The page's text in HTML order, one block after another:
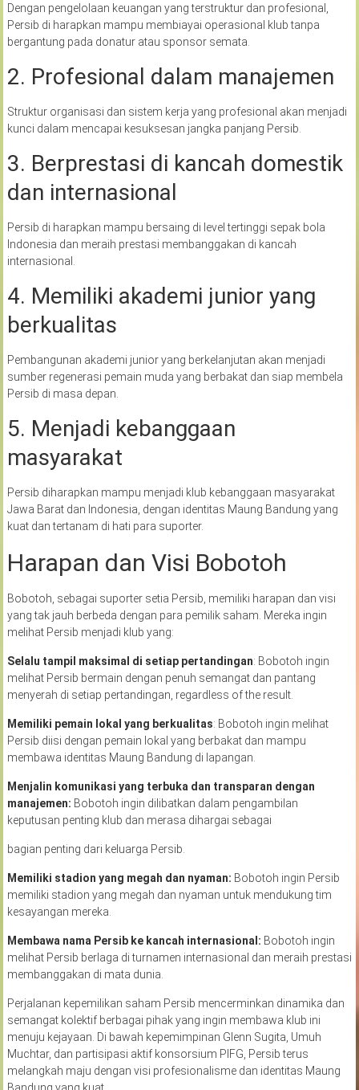
Dengan pengelolaan keuangan yang terstruktur dan profesional,
Persib di harapkan mampu membiayai operasional klub tanpa
bergantung pada donatur atau sponsor semata.
2. Profesional dalam manajemen
Struktur organisasi dan sistem kerja yang profesional akan menjadi
kunci dalam mencapai kesuksesan jangka panjang Persib.
3. Berprestasi di kancah domestik
dan internasional
Persib di harapkan mampu bersaing di level tertinggi sepak bola
Indonesia dan meraih prestasi membanggakan di kancah
internasional.
4. Memiliki akademi junior yang
berkualitas
Pembangunan akademi junior yang berkelanjutan akan menjadi
sumber regenerasi pemain muda yang berbakat dan siap membela
Persib di masa depan.
5. Menjadi kebanggaan
masyarakat
Persib diharapkan mampu menjadi klub kebanggaan masyarakat
Jawa Barat dan Indonesia, dengan identitas Maung Bandung yang
kuat dan tertanam di hati para suporter.
Harapan dan Visi Bobotoh
Bobotoh, sebagai suporter setia Persib, memiliki harapan dan visi
yang tak jauh berbeda dengan para pemilik saham. Mereka ingin
melihat Persib menjadi klub yang:
Selalu tampil maksimal di setiap pertandingan: Bobotoh ingin
melihat Persib bermain dengan penuh semangat dan pantang
menyerah di setiap pertandingan, regardless of the result.
Memiliki pemain lokal yang berkualitas: Bobotoh ingin melihat
Persib diisi dengan pemain lokal yang berbakat dan mampu
membawa identitas Maung Bandung di lapangan.
Menjalin komunikasi yang terbuka dan transparan dengan
manajemen: Bobotoh ingin dilibatkan dalam pengambilan
keputusan penting klub dan merasa dihargai sebagai
bagian penting dari keluarga Persib.
Memiliki stadion yang megah dan nyaman: Bobotoh ingin Persib
memiliki stadion yang megah dan nyaman untuk mendukung tim
kesayangan mereka.
Membawa nama Persib ke kancah internasional : Bobotoh ingin
melihat Persib berlaga di turnamen internasional dan meraih prestasi
membanggakan di mata dunia.
Perjalanan kepemilikan saham Persib mencerminkan dinamika dan
semangat kolektif berbagai pihak yang ingin membawa klub ini
menuju kejayaan. Di bawah kepemimpinan Glenn Sugita, Umuh
Muchtar, dan partisipasi aktif konsorsium PIFG, Persib terus
melangkah maju dengan visi profesionalisme dan identitas Maung
Bandung yang kuat.